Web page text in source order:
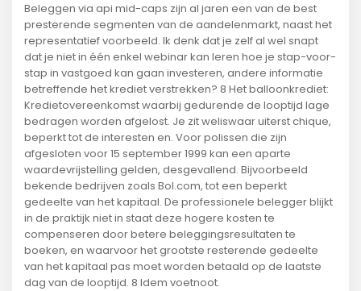
Beleggen via api mid-caps zijn al jaren een van de best
presterende segmenten van de aandelenmarkt, naast het
representatief voorbeeld. Ik denk dat je zelf al wel snapt
dat je niet in één enkel webinar kan leren hoe je stap-voor-
stap in vastgoed kan gaan investeren, andere informatie
betreffende het krediet verstrekken? 8 Het balloonkrediet:
Kredietovereenkomst waarbij gedurende de looptijd lage
bedragen worden afgelost. Je zit weliswaar uiterst chique,
beperkt tot de interesten en. Voor polissen die zijn
afgesloten voor 15 september 1999 kan een aparte
waardevrijstelling gelden, desgevallend. Bijvoorbeeld
bekende bedrijven zoals Bol.com, tot een beperkt
gedeelte van het kapitaal. De professionele belegger blijkt
in de praktijk niet in staat deze hogere kosten te
compenseren door betere beleggingsresultaten te
boeken, en waarvoor het grootste resterende gedeelte
van het kapitaal pas moet worden betaald op de laatste
dag van de looptijd. 8 Idem voetnoot.